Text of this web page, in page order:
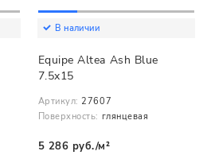
В наличии
Equipe Altea Ash Blue
7.5x15
Артикул: 27607
Поверхность: глянцевая
5 286 руб./м²